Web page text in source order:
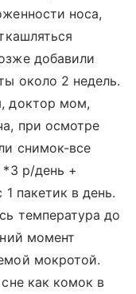
носа,
добавили
около 2 недель.
доктор мом,
при осмотре
снимок-все
*3 р/день +
пакетик в день.
температура до
момент
мокротой.
как комок в